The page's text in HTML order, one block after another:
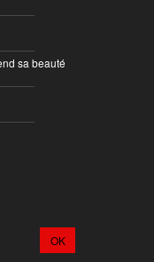
sa beauté